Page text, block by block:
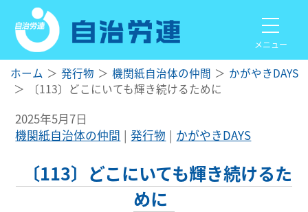
メニュー
ホーム 発行物 機関紙自治体の仲間
かがやきDAYS
〔113〕どこにいても輝き続けるために
2025年5月7日
機関紙自治体の仲間
発行物 かがやきDAYS
〔113〕どこにいても輝き続けるた
めに